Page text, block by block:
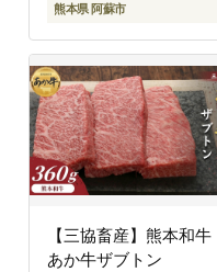
単 手軽 贅沢 ご褒美 お
祝い 人気 晩ご飯 熊本
熊本県 阿蘇市
【三協畜産】熊本和牛
あか牛ザブトン